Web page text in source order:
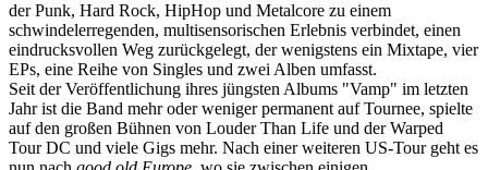
der Punk, Hard Rock, HipHop und Metalcore zu einem
schwindelerregenden, multisensorischen Erlebnis verbindet, einen
eindrucksvollen Weg zurückgelegt, der wenigstens ein Mixtape, vier
EPs, eine Reihe von Singles und zwei Alben umfasst.
Seit der Veröffentlichung ihres jüngsten Albums "Vamp" im letzten
Jahr ist die Band mehr oder weniger permanent auf Tournee, spielte
auf den großen Bühnen von Louder Than Life und der Warped
Tour DC und viele Gigs mehr. Nach einer weiteren US-Tour geht es